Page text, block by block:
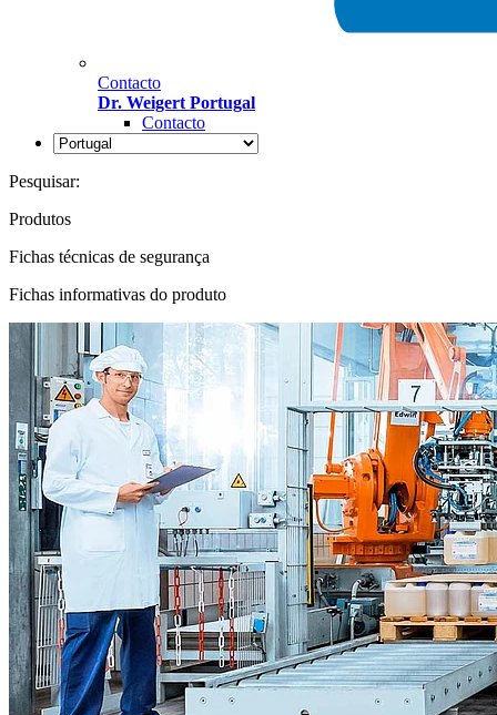
Contacto
Dr. Weigert Portugal
Contacto
Pesquisar:
Produtos
Fichas técnicas de segurança
Fichas informativas do produto